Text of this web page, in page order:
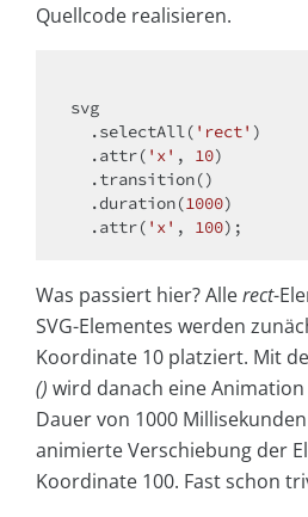
Quellcode realisieren.
svg
  .selectAll(
'rect' )
  .attr(
'x' , 10)
  .duration(
1000)
  .attr(
'x' , 100
Was passiert hier? Allerect-
SVG-Elementes werden
Koordinate 10 platziert. Mit
() wird danach eine
Dauer von 1000
animierte Verschiebung der
Koordinate 100. Fast schon